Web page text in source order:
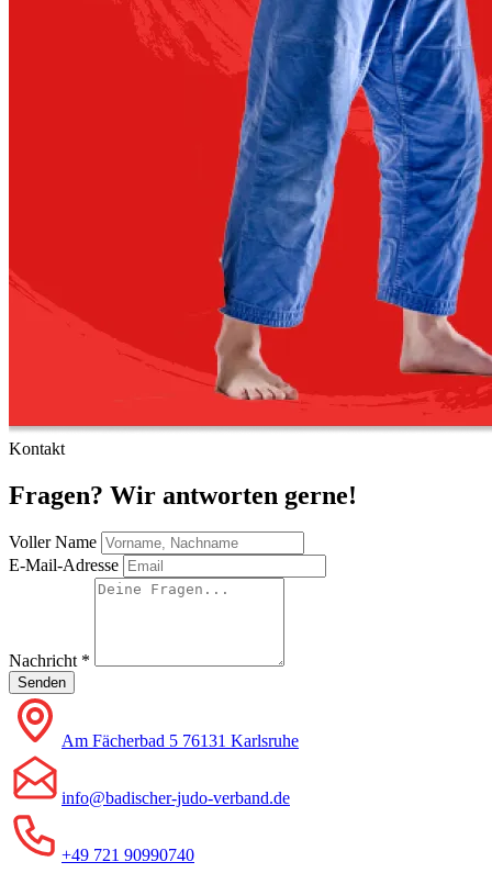
Kontakt
Fragen? Wir antworten gerne!
Voller Name
E-Mail-Adresse
Nachricht *
Senden
Am Fächerbad 5 76131 Karlsruhe
info@badischer-judo-verband.de
+49 721 90990740